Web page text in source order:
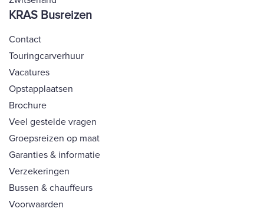
KRAS Busreizen
Contact
Touringcarverhuur
Vacatures
Opstapplaatsen
Brochure
Veel gestelde vragen
Groepsreizen op maat
Garanties & informatie
Verzekeringen
Bussen & chauffeurs
Voorwaarden